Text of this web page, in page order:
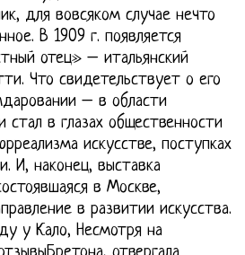
для вовсяком случае нечто
В 1909 г. появляется
отец» – итальянский
Что свидетельствует о его
– в области
в глазах общественности
искусстве, поступках
И, наконец, выставка
в Москве,
в развитии искусства.
у Кало, Несмотря на